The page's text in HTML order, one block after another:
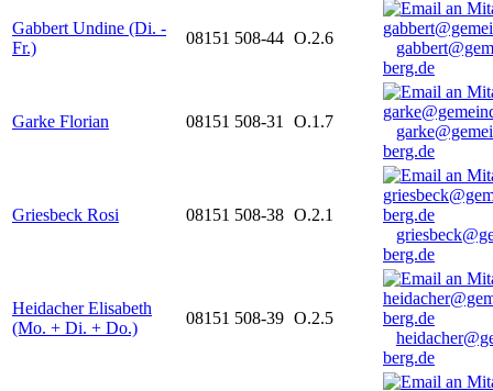
Gabbert Undine (Di. -
Fr.)
08151 508-44 O.2.6
berg.de
Garke Florian 08151 508-31 O.1.7
berg.de
Griesbeck Rosi 08151 508-38 O.2.1
berg.de
Heidacher Elisabeth
(Mo. + Di. + Do.)
08151 508-39 O.2.5
berg.de